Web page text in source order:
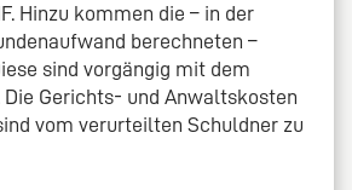
Hinzu kommen die – in der
berechneten –
sind vorgängig mit dem
Gerichts- und Anwaltskosten
vom verurteilten Schuldner zu